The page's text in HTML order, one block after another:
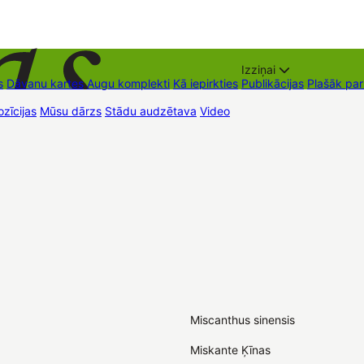
Dāvanu kartes Augu komplekti Kā iepirkties
Izziņai
Publikācijas Plašāk
Mūsu dārzs Stādu audzētava Video
Miscanthus sinensis
Miskante Ķīnas